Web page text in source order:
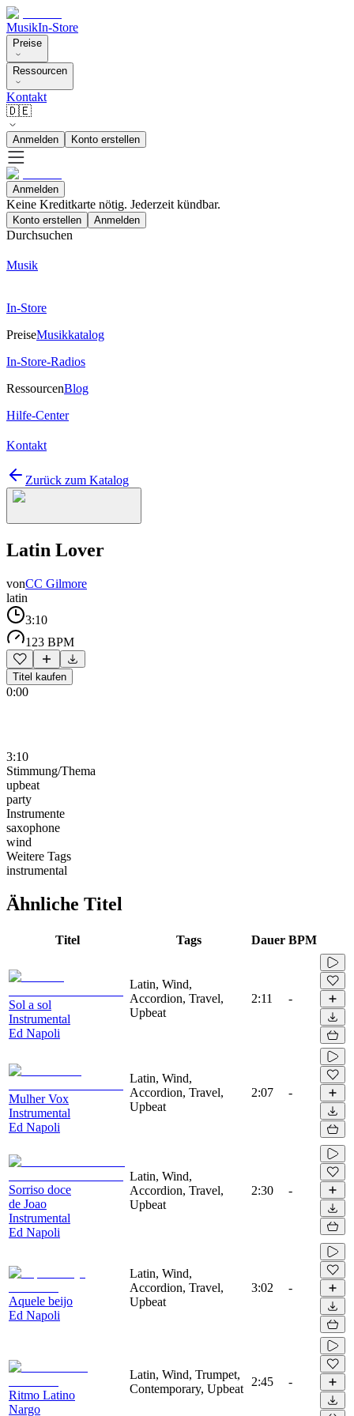
MusikIn-Store
Preise
Ressourcen
Kontakt
🇩🇪
Anmelden Konto erstellen
Anmelden
Keine Kreditkarte nötig. Jederzeit kündbar.
Konto erstellen Anmelden
Durchsuchen
Musik
In-Store
PreiseMusikkatalog
In-Store-Radios
RessourcenBlog
Hilfe-Center
Kontakt
Zurück zum Katalog
Latin Lover
vonCC Gilmore
latin
3:10
123 BPM
Titel kaufen
0:00
3:10
Stimmung/Thema
upbeat
party
Instrumente
saxophone
wind
Weitere Tags
instrumental
Ähnliche Titel
Titel Tags Dauer BPM
Sol a sol
Instrumental
Ed Napoli
Latin, Wind,
Accordion, Travel,
Upbeat
2:11 -
Mulher Vox
Instrumental
Ed Napoli
Latin, Wind,
Accordion, Travel,
Upbeat
2:07 -
Sorriso doce
de Joao
Instrumental
Ed Napoli
Latin, Wind,
Accordion, Travel,
Upbeat
2:30 -
Aquele beijo
Ed Napoli
Latin, Wind,
Accordion, Travel,
Upbeat
3:02 -
Ritmo Latino
Nargo
Latin, Wind, Trumpet,
Contemporary, Upbeat
2:45 -